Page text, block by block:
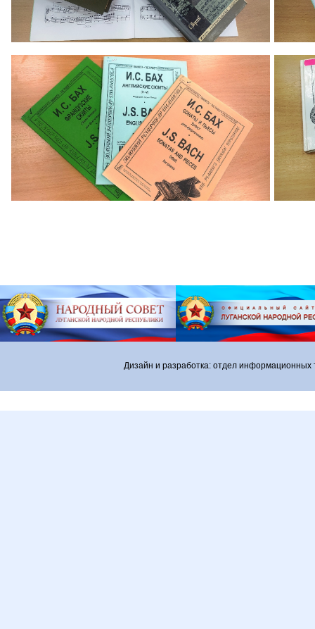
Дизайн и разработка: отдел информационных